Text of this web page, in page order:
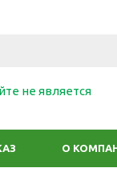
не является
О